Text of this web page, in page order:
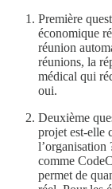
Première
économique
réunion
réunions, la
médical qui
oui.
Deuxième
projet est-elle
l’organisation
comme
permet de